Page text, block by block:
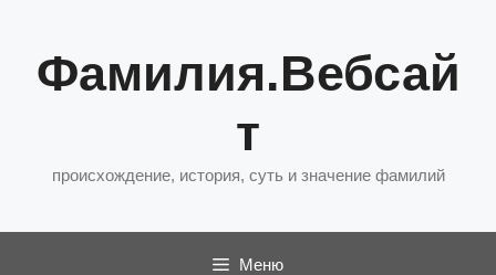
содержимому
Фамилия.Вебсай
т
происхождение, история, суть и значение фамилий
Меню